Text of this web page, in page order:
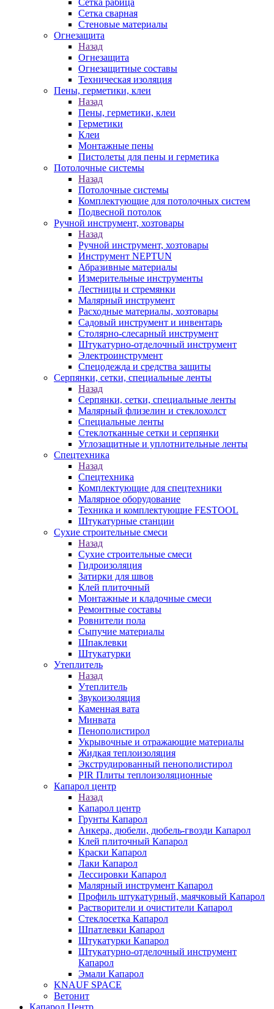
Сетка сварная
Стеновые материалы
Огнезащита
Назад
Огнезащита
Огнезащитные составы
Техническая изоляция
Пены, герметики, клеи
Назад
Пены, герметики, клеи
Герметики
Клеи
Монтажные пены
Пистолеты для пены и герметика
Потолочные системы
Назад
Потолочные системы
Комплектующие для потолочных систем
Подвесной потолок
Ручной инструмент, хозтовары
Назад
Ручной инструмент, хозтовары
Инструмент NEPTUN
Абразивные материалы
Измерительные инструменты
Лестницы и стремянки
Малярный инструмент
Расходные материалы, хозтовары
Садовый инструмент и инвентарь
Столярно-слесарный инструмент
Штукатурно-отделочный инструмент
Электроинструмент
Спецодежда и средства защиты
Серпянки, сетки, специальные ленты
Назад
Серпянки, сетки, специальные ленты
Малярный флизелин и стеклохолст
Специальные ленты
Стеклотканные сетки и серпянки
Углозащитные и уплотнительные ленты
Спецтехника
Назад
Спецтехника
Комплектующие для спецтехники
Малярное оборудование
Техника и комплектующие FESTOOL
Штукатурные станции
Сухие строительные смеси
Назад
Сухие строительные смеси
Гидроизоляция
Затирки для швов
Клей плиточный
Монтажные и кладочные смеси
Ремонтные составы
Ровнители пола
Сыпучие материалы
Шпаклевки
Штукатурки
Утеплитель
Назад
Утеплитель
Звукоизоляция
Каменная вата
Минвата
Пенополистирол
Укрывочные и отражающие материалы
Жидкая теплоизоляция
Экструдированный пенополистирол
PIR Плиты теплоизоляционные
Капарол центр
Назад
Капарол центр
Грунты Капарол
Анкера, дюбели, дюбель-гвозди Капарол
Клей плиточный Капарол
Краски Капарол
Лаки Капарол
Лессировки Капарол
Малярный инструмент Капарол
Профиль штукатурный, маячковый Капарол
Растворители и очистители Капарол
Cтеклосетка Капарол
Шпатлевки Капарол
Штукатурки Капарол
Штукатурно-отделочный инструмент
Капарол
Эмали Капарол
KNAUF SPACE
Ветонит
Капарол Центр